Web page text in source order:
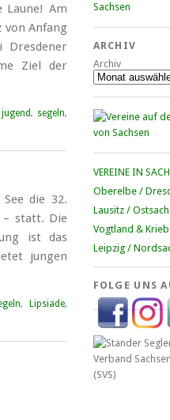
Laune! Am
von Anfang
Ziel der
jugend, segeln,
die 32.
– statt. Die
ist das
jungen
, Lipsiade,
ARCHIV
Archiv
VEREINE IN
Oberelbe /
Lausitz /
Vogtland &
Leipzig /
FOLGE UNS